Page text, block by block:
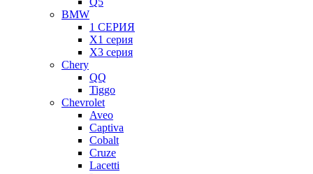
BMW
1 СЕРИЯ
X1 серия
X3 серия
Chery
QQ
Tiggo
Chevrolet
Aveo
Captiva
Cobalt
Cruze
Lacetti